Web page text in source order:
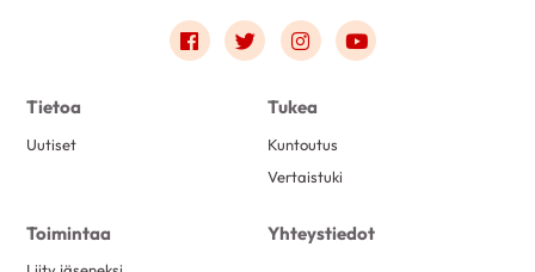
Link to facebook
Link to twitter
Link to instagram
Link to youtube
Tietoa
Uutiset
Tukea
Kuntoutus
Vertaistuki
Toimintaa Yhteystiedot